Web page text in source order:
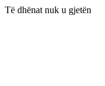
Të dhënat nuk u gjetën